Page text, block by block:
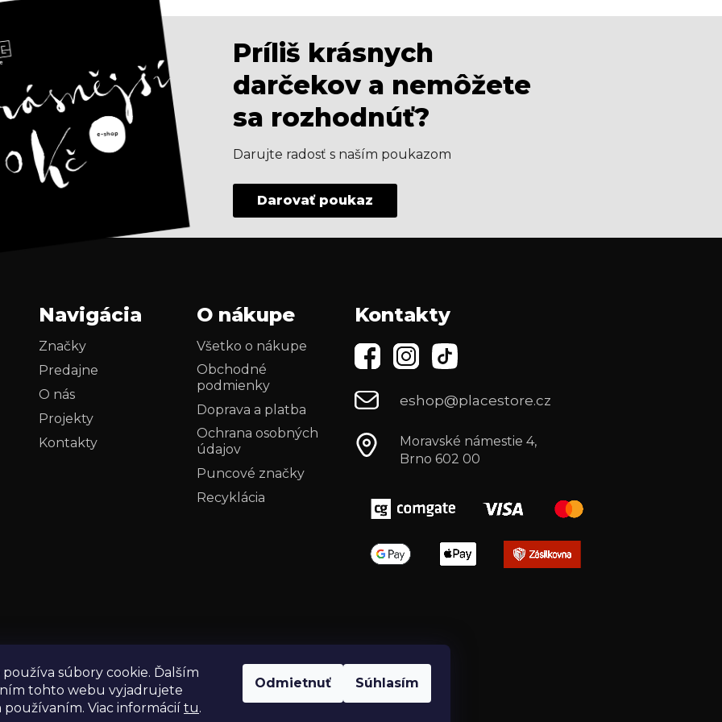
súbory cookie. Ďalším
tohto webu vyjadrujete
používaním. Viac informácií tu.
Odmietnuť Súhlasím
Príliš krásnych
darčekov a nemôžete
sa rozhodnúť?
Darujte radosť s naším poukazom
Darovať poukaz
Navigácia
Značky
Predajne
O nás
Projekty
Kontakty
O nákupe
Všetko o nákupe
Obchodné
podmienky
Doprava a platba
Ochrana osobných
údajov
Puncové značky
Recyklácia
Kontakty
eshop@placestore.cz
Moravské námestie 4,
Brno 602 00